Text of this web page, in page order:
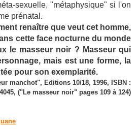
sexuelle, "métaphysique" si l'on
prénatal.
renaître que veut cet homme,
cette face nocturne du monde
le masseur noir ? Masseur qui
mais est une forme, la
pour son exemplarité.
manchot", Editions 10/18, 1996, ISBN :
("Le masseur noir" pages 109 à 124)